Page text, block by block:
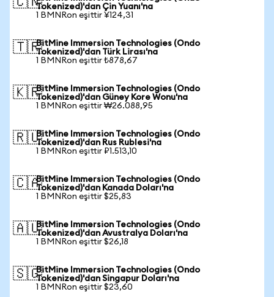
Tokenized)'dan Çin Yuanı'na
1 BMNRon eşittir ¥124,31
🇹🇷BitMine Immersion Technologies (Ondo
Tokenized)'dan Türk Lirası'na
1 BMNRon eşittir ₺878,67
🇰🇷BitMine Immersion Technologies (Ondo
Tokenized)'dan Güney Kore Wonu'na
1 BMNRon eşittir ₩26.088,95
🇷🇺BitMine Immersion Technologies (Ondo
Tokenized)'dan Rus Rublesi'na
1 BMNRon eşittir ₽1.513,10
🇨🇦BitMine Immersion Technologies (Ondo
Tokenized)'dan Kanada Doları'na
1 BMNRon eşittir $25,83
🇦🇺BitMine Immersion Technologies (Ondo
Tokenized)'dan Avustralya Doları'na
1 BMNRon eşittir $26,18
🇸🇬BitMine Immersion Technologies (Ondo
Tokenized)'dan Singapur Doları'na
1 BMNRon eşittir $23,60